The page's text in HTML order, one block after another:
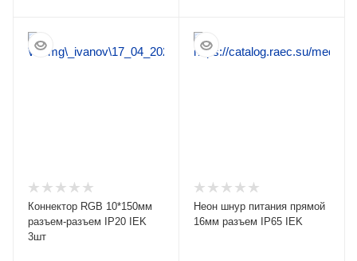
Коннектор RGB 10*150мм
разъем-разъем IP20 IEK
3шт
Неон шнур питания прямой
16мм разъем IP65 IEK